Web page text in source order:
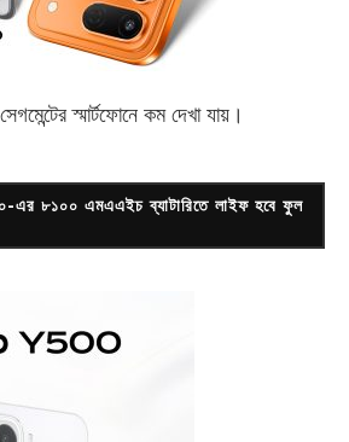
স্মার্টফোনে কম দেখা যায়।
এর ৮১০০ এমএএইচ ব্যাটারিতে লাইফ হবে ফুল